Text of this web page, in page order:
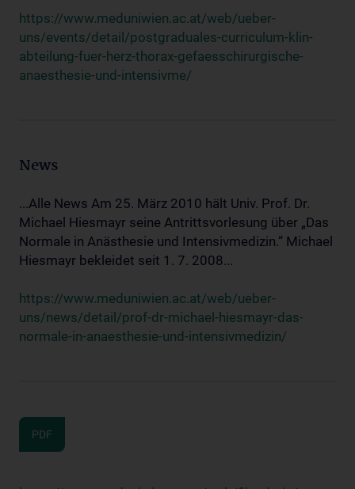
https://www.meduniwien.ac.at/web/ueber-
uns/events/detail/postgraduales-curriculum-klin-
abteilung-fuer-herz-thorax-gefaesschirurgische-
anaesthesie-und-intensivme/
News
...Alle News Am 25. März 2010 hält Univ. Prof. Dr.
Michael Hiesmayr seine Antrittsvorlesung über „Das
Normale in Anästhesie und Intensivmedizin.“ Michael
Hiesmayr bekleidet seit 1. 7. 2008...
https://www.meduniwien.ac.at/web/ueber-
uns/news/detail/prof-dr-michael-hiesmayr-das-
normale-in-anaesthesie-und-intensivmedizin/
PDF